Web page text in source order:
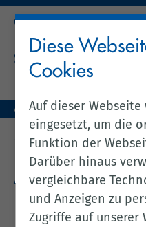
Aktuelles (zentral)
zurück zur
Amtsblatt Nr.
14.01.2026
Diese
Cookies
Auf dieser Webseite
eingesetzt, um die
Funktion der
Darüber hinaus
vergleichbare
und Anzeigen zu
Zugriffe auf unserer